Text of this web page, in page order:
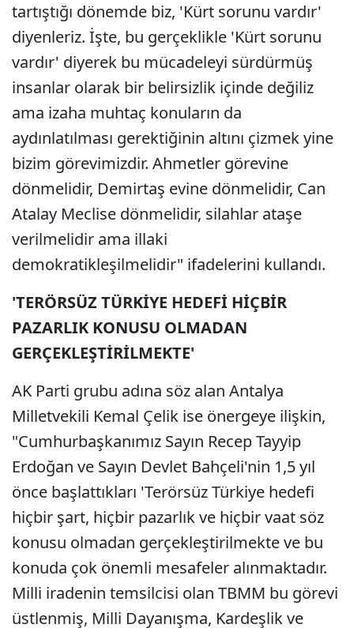
tartıştığı dönemde biz, 'Kürt sorunu vardır'
diyenleriz. İşte, bu gerçeklikle 'Kürt sorunu
vardır' diyerek bu mücadeleyi sürdürmüş
insanlar olarak bir belirsizlik içinde değiliz
ama izaha muhtaç konuların da
aydınlatılması gerektiğinin altını çizmek yine
bizim görevimizdir. Ahmetler görevine
dönmelidir, Demirtaş evine dönmelidir, Can
Atalay Meclise dönmelidir, silahlar ataşe
verilmelidir ama illaki
demokratikleşilmelidir" ifadelerini kullandı.
'TERÖRSÜZ TÜRKİYE HEDEFİ HİÇBİR
PAZARLIK KONUSU OLMADAN
GERÇEKLEŞTİRİLMEKTE'
AK Parti grubu adına söz alan Antalya
Milletvekili Kemal Çelik ise önergeye ilişkin,
"Cumhurbaşkanımız Sayın Recep Tayyip
Erdoğan ve Sayın Devlet Bahçeli'nin 1,5 yıl
önce başlattıkları 'Terörsüz Türkiye hedefi
hiçbir şart, hiçbir pazarlık ve hiçbir vaat söz
konusu olmadan gerçekleştirilmekte ve bu
konuda çok önemli mesafeler alınmaktadır.
Milli iradenin temsilcisi olan TBMM bu görevi
üstlenmiş, Milli Dayanışma, Kardeşlik ve